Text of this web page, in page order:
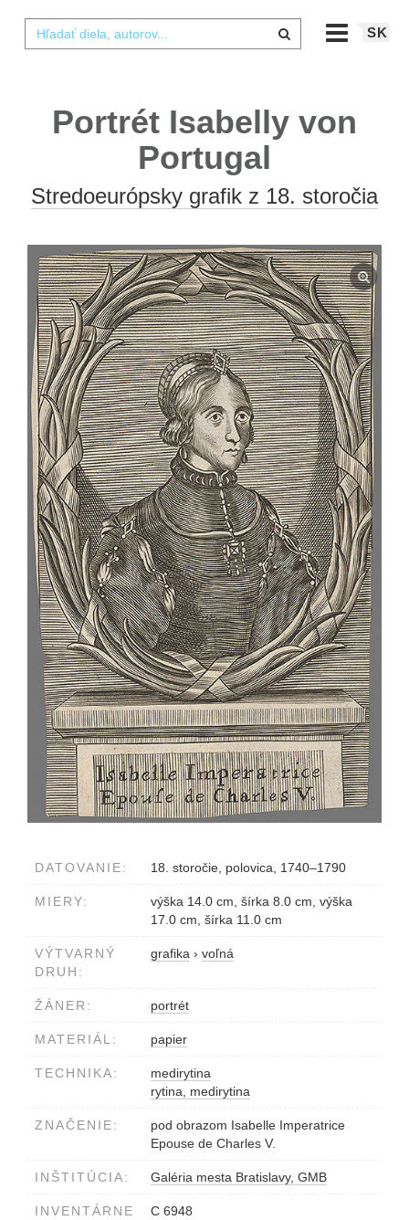
SK
Portrét Isabelly von
Portugal
Stredoeurópsky grafik z 18. storočia
DATOVANIE: 18. storočie, polovica, 1740–1790
MIERY:
výška 14.0 cm, šírka 8.0 cm, výška
17.0 cm, šírka 11.0 cm
VÝTVARNÝ
DRUH:
grafika › voľná
ŽÁNER: portrét
MATERIÁL: papier
TECHNIKA:
medirytina
rytina, medirytina
ZNAČENIE:
pod obrazom Isabelle Imperatrice
Epouse de Charles V.
INŠTITÚCIA: Galéria mesta Bratislavy, GMB
INVENTÁRNE
C 6948